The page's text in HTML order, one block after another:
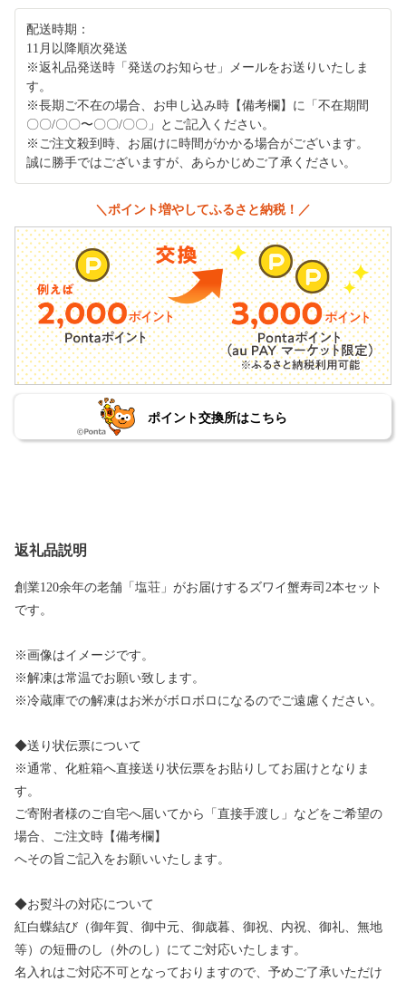
配送時期：
11月以降順次発送
※返礼品発送時「発送のお知らせ」メールをお送りいたしま
す。
※長期ご不在の場合、お申し込み時【備考欄】に「不在期間
〇〇/〇〇〜〇〇/〇〇」とご記入ください。
※ご注文殺到時、お届けに時間がかかる場合がございます。
誠に勝手ではございますが、あらかじめご了承ください。
＼ポイント増やしてふるさと納税！／
ポイント交換所はこちら
返礼品説明
創業120余年の老舗「塩荘」がお届けするズワイ蟹寿司2本セット
です。
※画像はイメージです。
※解凍は常温でお願い致します。
※冷蔵庫での解凍はお米がボロボロになるのでご遠慮ください。
◆送り状伝票について
※通常、化粧箱へ直接送り状伝票をお貼りしてお届けとなりま
す。
ご寄附者様のご自宅へ届いてから「直接手渡し」などをご希望の
場合、ご注文時【備考欄】
へその旨ご記入をお願いいたします。
◆お熨斗の対応について
紅白蝶結び（御年賀、御中元、御歳暮、御祝、内祝、御礼、無地
等）の短冊のし（外のし）にてご対応いたします。
名入れはご対応不可となっておりますので、予めご了承いただけ